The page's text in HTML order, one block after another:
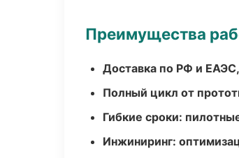
Преимущества
Доставка по РФ и ЕАЭС,
Полный цикл от
Гибкие сроки:
Инжиниринг: